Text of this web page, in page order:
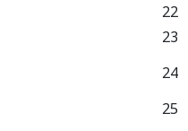
22
23
24
25